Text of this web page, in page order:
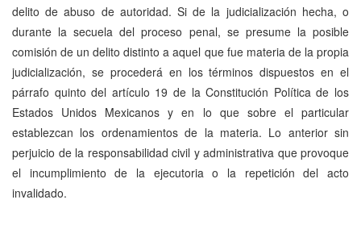
delito de abuso de autoridad. Si de la judicialización hecha, o
durante la secuela del proceso penal, se presume la posible
comisión de un delito distinto a aquel que fue materia de la propia
judicialización, se procederá en los términos dispuestos en el
párrafo quinto del artículo 19 de la Constitución Política de los
Estados Unidos Mexicanos y en lo que sobre el particular
establezcan los ordenamientos de la materia. Lo anterior sin
perjuicio de la responsabilidad civil y administrativa que provoque
el incumplimiento de la ejecutoria o la repetición del acto
invalidado.